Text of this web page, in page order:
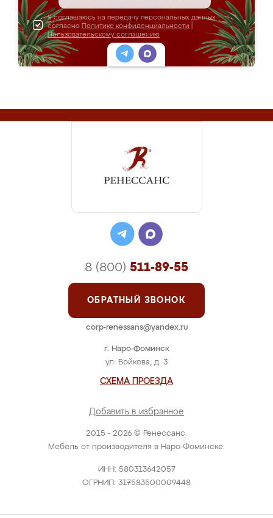
Я соглашаюсь на передачу персональных данных
согласно Политике конфиденциальности
Пользовательскому соглашению
2015 - 2026 © Ренессанс.
Мебель от производителя в Наро-Фоминске.
ИНН: 580313642057
ОГРНИП: 317583500009448
г. Наро-Фоминск
ул. Войкова, д. 3
СХЕМА ПРОЕЗДА
Добавить в избранное
8 (800) 511-89-55
ОБРАТНЫЙ ЗВОНОК
corp-renessans@yandex.ru